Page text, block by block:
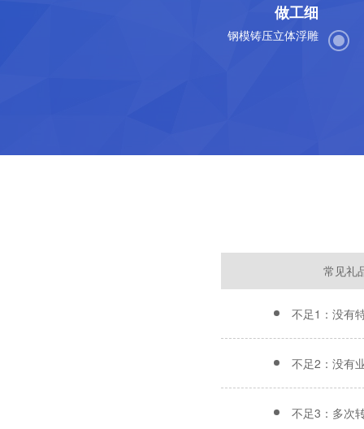
做工细
钢模铸压立体浮雕
常见礼
不足1：没有
不足2：没有
不足3：多次